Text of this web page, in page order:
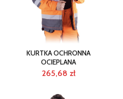
KURTKA OCHRONNA
OCIEPLANA
265,68 zł